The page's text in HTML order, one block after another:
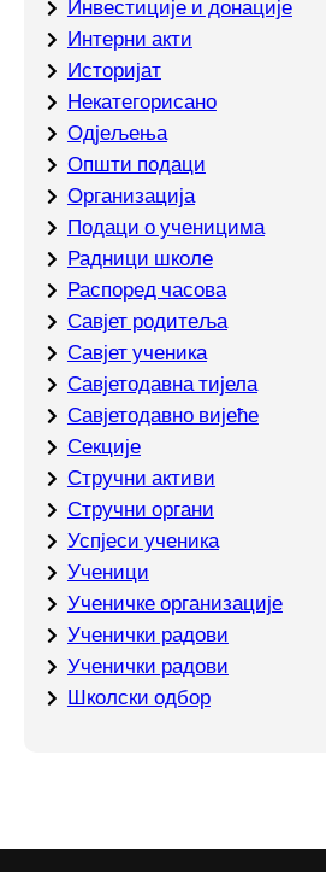
Инвестиције и донације
Интерни акти
Историјат
Некатегорисано
Одјељења
Општи подаци
Организација
Подаци о ученицима
Радници школе
Распоред часова
Савјет родитеља
Савјет ученика
Савјетодавна тијела
Савјетодавно вијеће
Секције
Стручни активи
Стручни органи
Успјеси ученика
Ученици
Ученичке организације
Ученички радови
Ученички радови
Школски одбор